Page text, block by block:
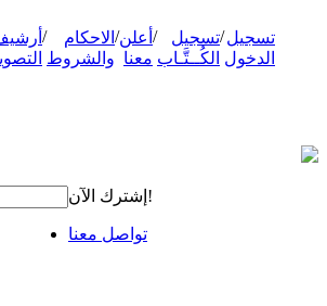
تسجيل
الدخول
/تسجيل
الكُــتَّـاب
/ أعلن
معنا
/ الاحكام
والشروط
/
إشترك الآن!
تواصل معنا